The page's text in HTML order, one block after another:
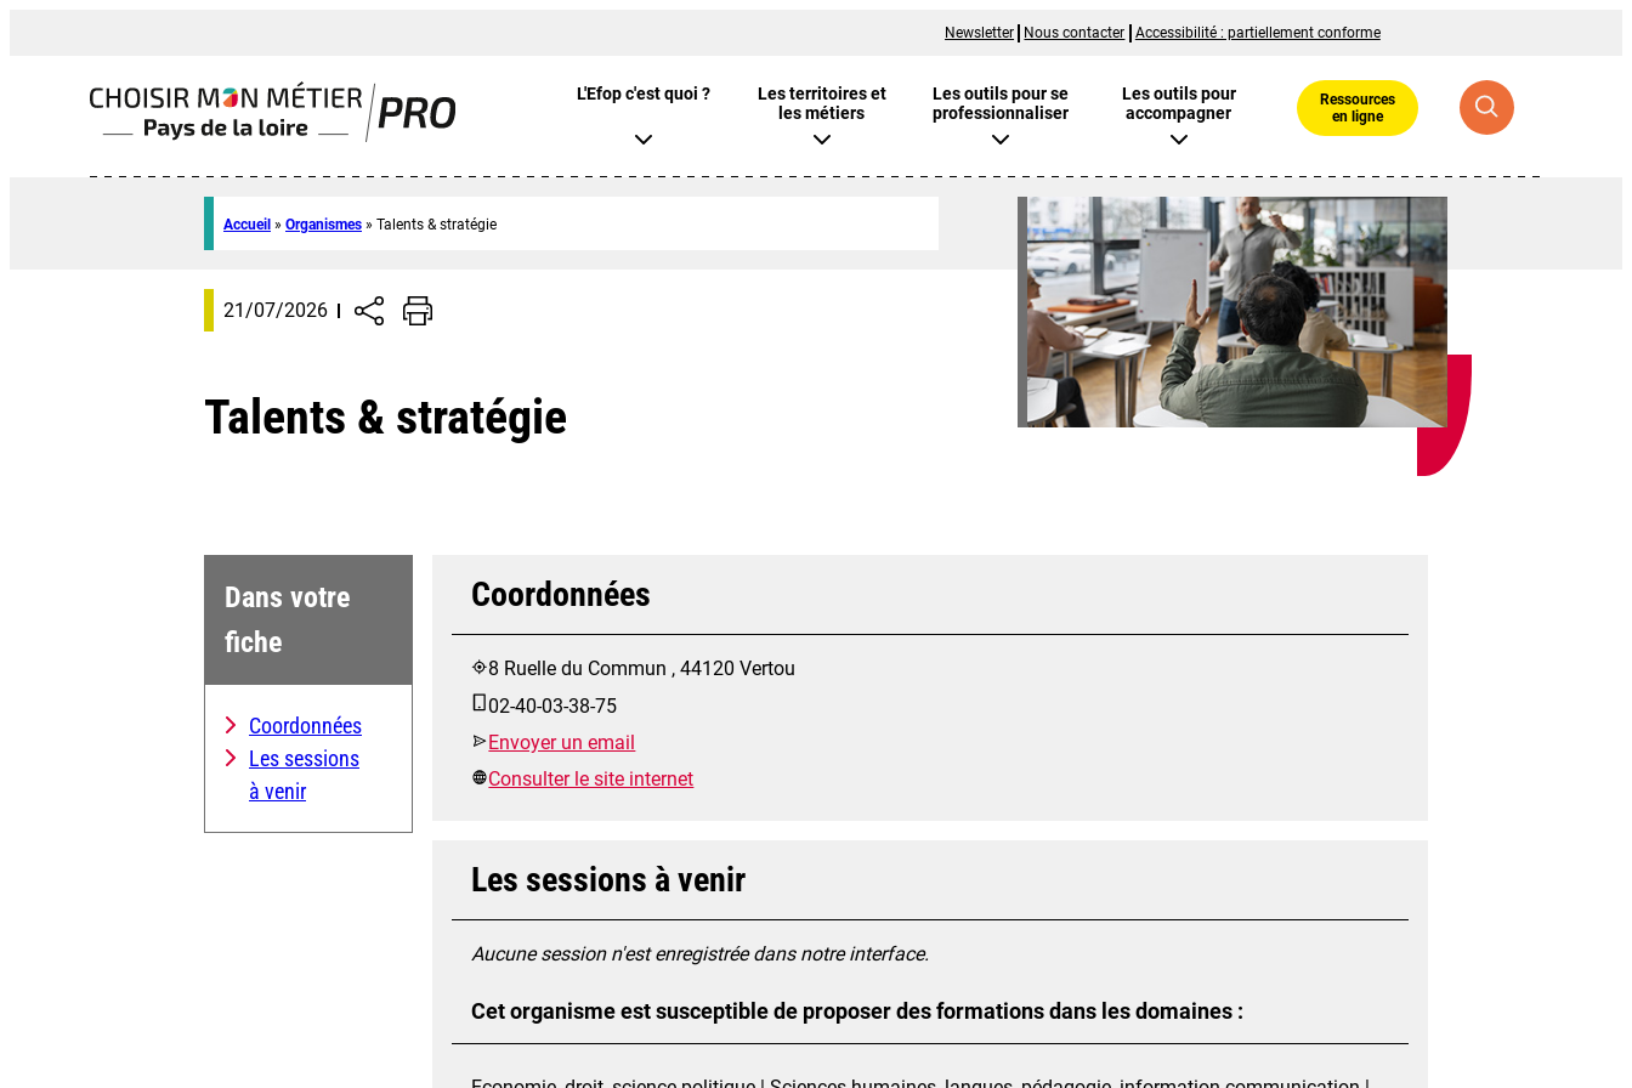
Newsletter Nous contacter Accessibilité : partiellement conforme
L'Efop c'est quoi ?
Les territoires et
les métiers
Les outils pour se
professionnaliser
Les outils pour
accompagner
Ressources
en ligne
Accueil » Organismes » Talents & stratégie
21/07/2026
Talents & stratégie
Dans votre
fiche
Coordonnées
Les sessions
à venir
Coordonnées
8 Ruelle du Commun , 44120 Vertou
02-40-03-38-75
Envoyer un email
Consulter le site internet
Les sessions à venir
Aucune session n'est enregistrée dans notre interface.
Cet organisme est susceptible de proposer des formations dans les domaines :